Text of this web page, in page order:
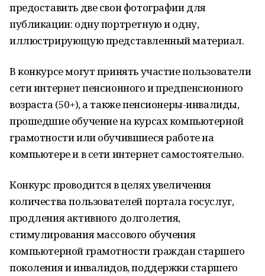
предоставить две свои фотографии для
публикации: одну портретную и одну,
иллюстрирующую представленный материал.
В конкурсе могут принять участие пользователи
сети интернет пенсионного и предпенсионного
возраста (50+), а также пенсионеры-инвалиды,
прошедшие обучение на курсах компьютерной
грамотности или обучившиеся работе на
компьютере и в сети интернет самостоятельно.
Конкурс проводится в целях увеличения
количества пользователей портала госуслуг,
продления активного долголетия,
стимулирования массового обучения
компьютерной грамотности граждан старшего
поколения и инвалидов, поддержки старшего